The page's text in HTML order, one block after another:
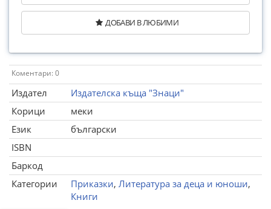
ДОБАВИ В ЛЮБИМИ
Коментари: 0
Издател
Издателска къща "Знаци"
Корици
меки
Език
български
ISBN
Баркод
Категории
Приказки, Литература за деца и юноши,
Книги